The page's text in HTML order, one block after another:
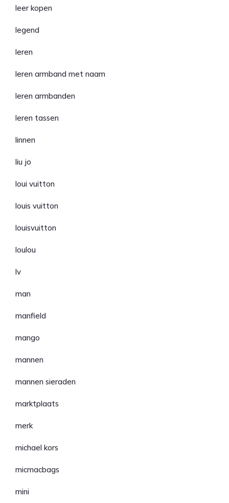
leer kopen
legend
leren
leren armband met naam
leren armbanden
leren tassen
linnen
liu jo
loui vuitton
louis vuitton
louisvuitton
loulou
lv
man
manfield
mango
mannen
mannen sieraden
marktplaats
merk
michael kors
micmacbags
mini